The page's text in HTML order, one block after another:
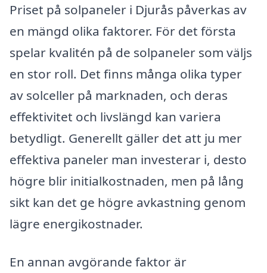
Priset på solpaneler i Djurås påverkas av
en mängd olika faktorer. För det första
spelar kvalitén på de solpaneler som väljs
en stor roll. Det finns många olika typer
av solceller på marknaden, och deras
effektivitet och livslängd kan variera
betydligt. Generellt gäller det att ju mer
effektiva paneler man investerar i, desto
högre blir initialkostnaden, men på lång
sikt kan det ge högre avkastning genom
lägre energikostnader.
En annan avgörande faktor är